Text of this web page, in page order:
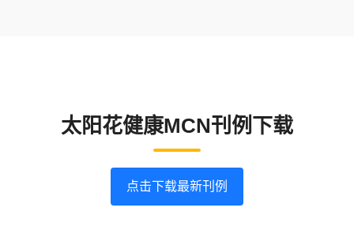
太阳花健康MCN刊例下载
点击下载最新刊例